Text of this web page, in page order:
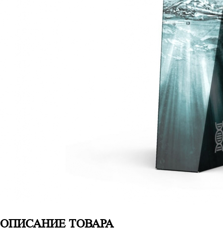
ОПИСАНИЕ ТОВАРА